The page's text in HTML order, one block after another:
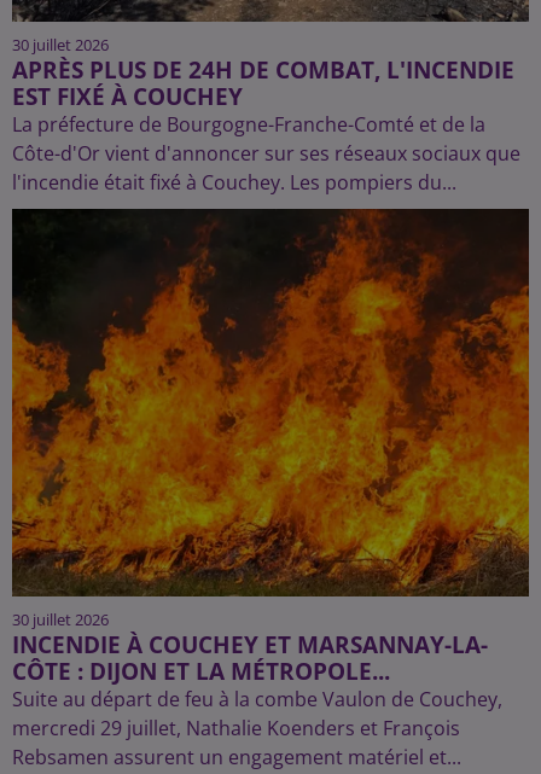
30 juillet 2026
APRÈS PLUS DE 24H DE COMBAT, L'INCENDIE
EST FIXÉ À COUCHEY
La préfecture de Bourgogne-Franche-Comté et de la
Côte-d'Or vient d'annoncer sur ses réseaux sociaux que
l'incendie était fixé à Couchey. Les pompiers du...
30 juillet 2026
INCENDIE À COUCHEY ET MARSANNAY-LA-
CÔTE : DIJON ET LA MÉTROPOLE...
Suite au départ de feu à la combe Vaulon de Couchey,
mercredi 29 juillet, Nathalie Koenders et François
Rebsamen assurent un engagement matériel et...